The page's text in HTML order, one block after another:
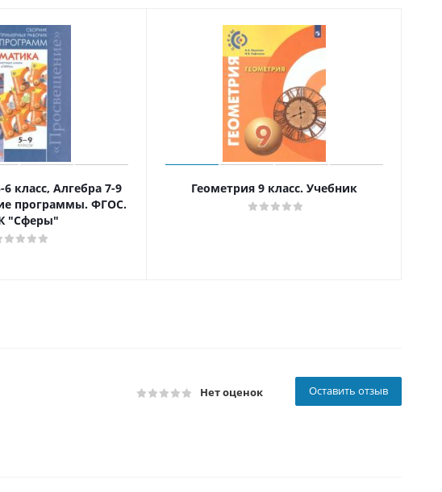
класс, Алгебра 7-9
программы. ФГОС.
"Сферы"
Геометрия 9 класс. Учебник
Нет оценок Оставить отзыв